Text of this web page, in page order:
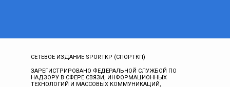
СЕТЕВОЕ ИЗДАНИЕ SPORTKP (СПОРТКП)
ЗАРЕГИСТРИРОВАНО ФЕДЕРАЛЬНОЙ СЛУЖБОЙ ПО
НАДЗОРУ В СФЕРЕ СВЯЗИ, ИНФОРМАЦИОННЫХ
ТЕХНОЛОГИЙ И МАССОВЫХ КОММУНИКАЦИЙ,